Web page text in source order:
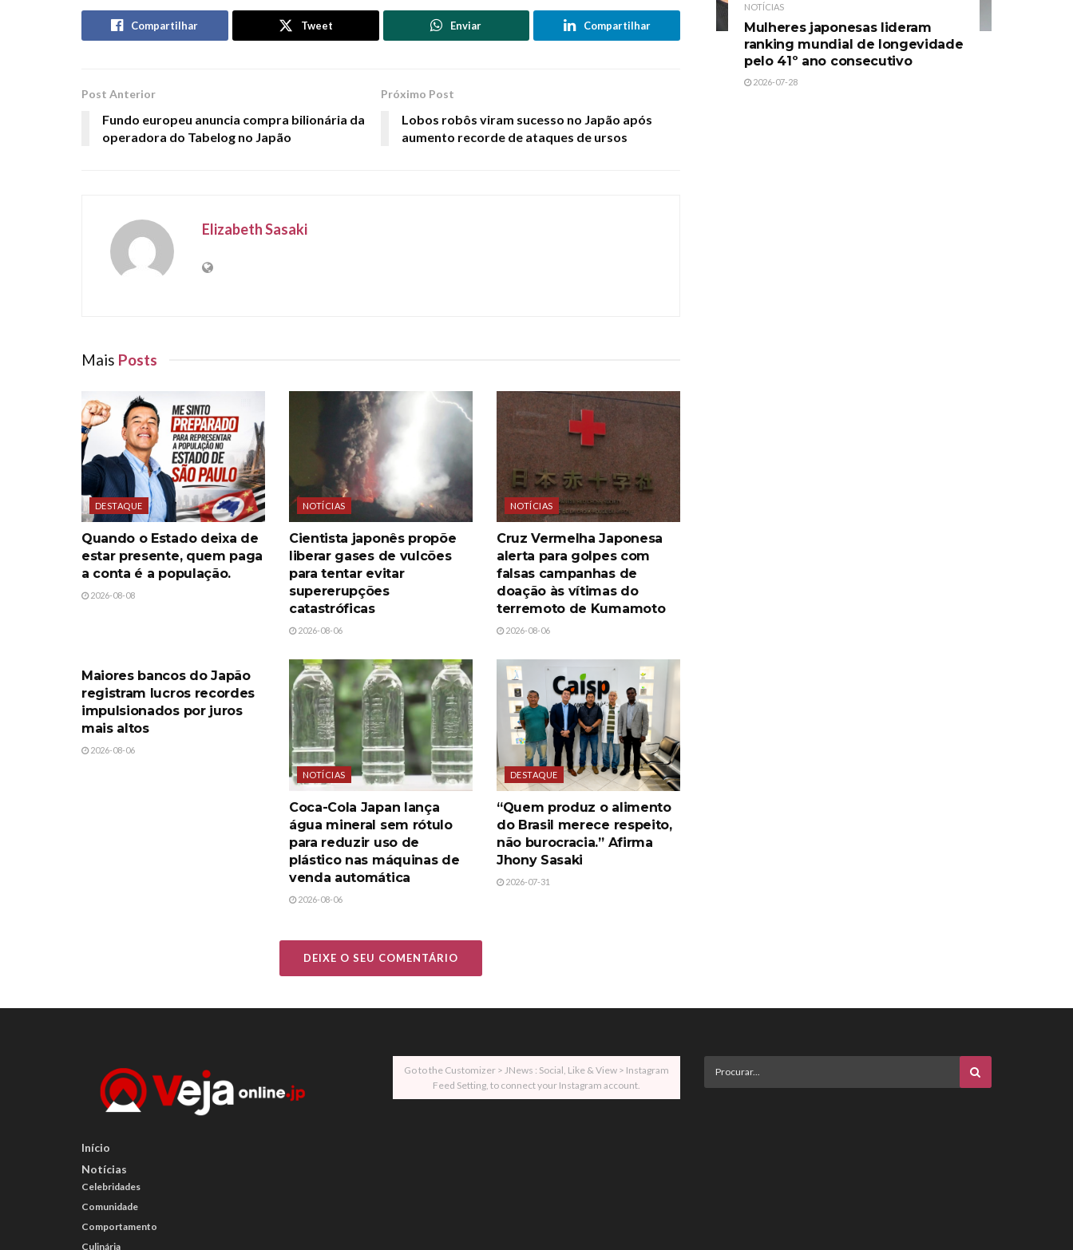
Compartilhar Tweet Enviar Compartilhar
Post Anterior
Fundo europeu anuncia compra bilionária da
operadora do Tabelog no Japão
Próximo Post
Lobos robôs viram sucesso no Japão após
aumento recorde de ataques de ursos
Elizabeth Sasaki
Mais Posts
DESTAQUE
Quando o Estado deixa de
estar presente, quem paga
a conta é a população.
2026-08-08
NOTÍCIAS
Cientista japonês propõe
liberar gases de vulcões
para tentar evitar
supererupções
catastróficas
2026-08-06
NOTÍCIAS
Cruz Vermelha Japonesa
alerta para golpes com
falsas campanhas de
doação às vítimas do
terremoto de Kumamoto
2026-08-06
Maiores bancos do Japão
registram lucros recordes
impulsionados por juros
mais altos
2026-08-06
NOTÍCIAS
Coca-Cola Japan lança
água mineral sem rótulo
para reduzir uso de
plástico nas máquinas de
venda automática
2026-08-06
DESTAQUE
“Quem produz o alimento
do Brasil merece respeito,
não burocracia.” Afirma
Jhony Sasaki
2026-07-31
DEIXE O SEU COMENTÁRIO
NOTÍCIAS
Mulheres japonesas lideram
ranking mundial de longevidade
pelo 41º ano consecutivo
2026-07-28
Início
Notícias
Celebridades
Comunidade
Comportamento
Culinária
Go to the Customizer > JNews : Social, Like & View > Instagram
Feed Setting, to connect your Instagram account.